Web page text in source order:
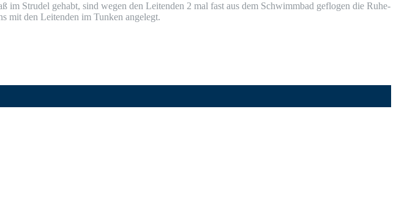
im Stru­del gehabt, sind wegen den Lei­ten­den 2 mal fast aus dem Schwimm­bad geflo­gen die Ruhe­
mit den Lei­ten­den im Tun­ken angelegt.